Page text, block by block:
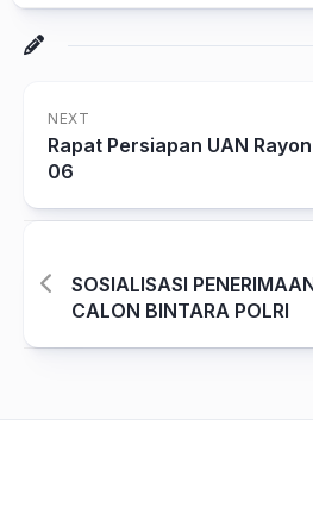
NEXT
Rapat Persiapan UAN
06
SOSIALISASI
CALON BINTARA POLRI